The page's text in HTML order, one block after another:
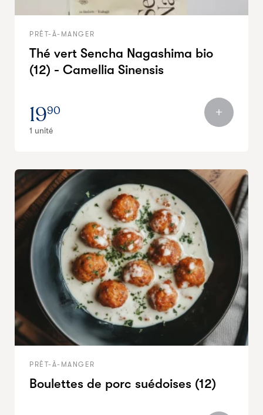
PRÊT-À-MANGER
Thé vert Sencha Nagashima bio
(12) - Camellia Sinensis
1990
1 unité
PRÊT-À-MANGER
Boulettes de porc suédoises (12)